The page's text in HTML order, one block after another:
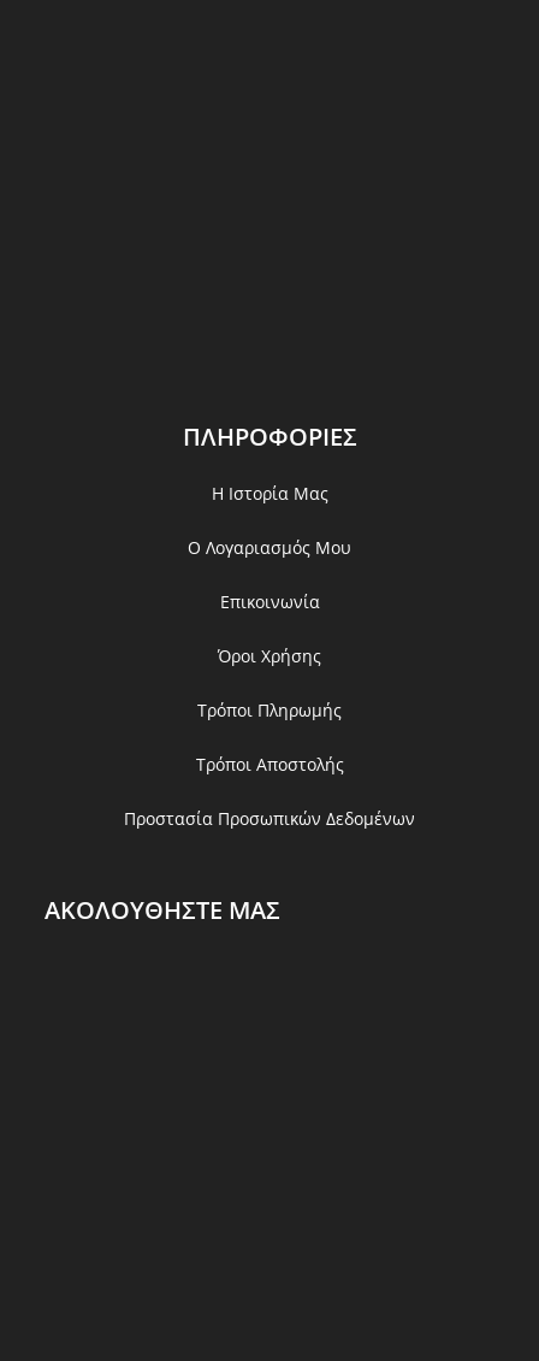
ΠΛΗΡΟΦΟΡΙΕΣ
Η Ιστορία Μας
Ο Λογαριασμός Μου
Επικοινωνία
Όροι Χρήσης
Τρόποι Πληρωμής
Τρόποι Αποστολής
Προστασία Προσωπικών Δεδομένων
ΑΚΟΛΟΥΘΗΣΤΕ ΜΑΣ